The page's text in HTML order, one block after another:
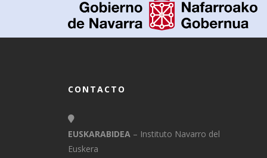
CONTACTO
EUSKARABIDEA – Instituto Navarro del
Euskera